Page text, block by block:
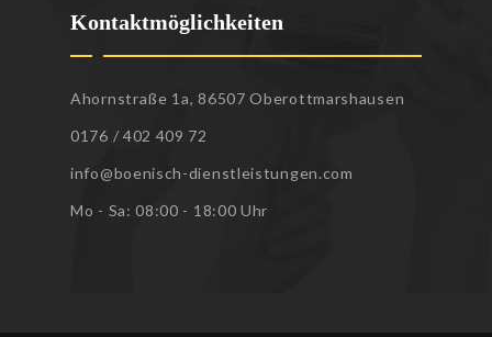
Kontaktmöglichkeiten
Ahornstraße 1a, 86507 Oberottmarshausen
0176 / 402 409 72
info@boenisch-dienstleistungen.com
Mo - Sa: 08:00 - 18:00 Uhr